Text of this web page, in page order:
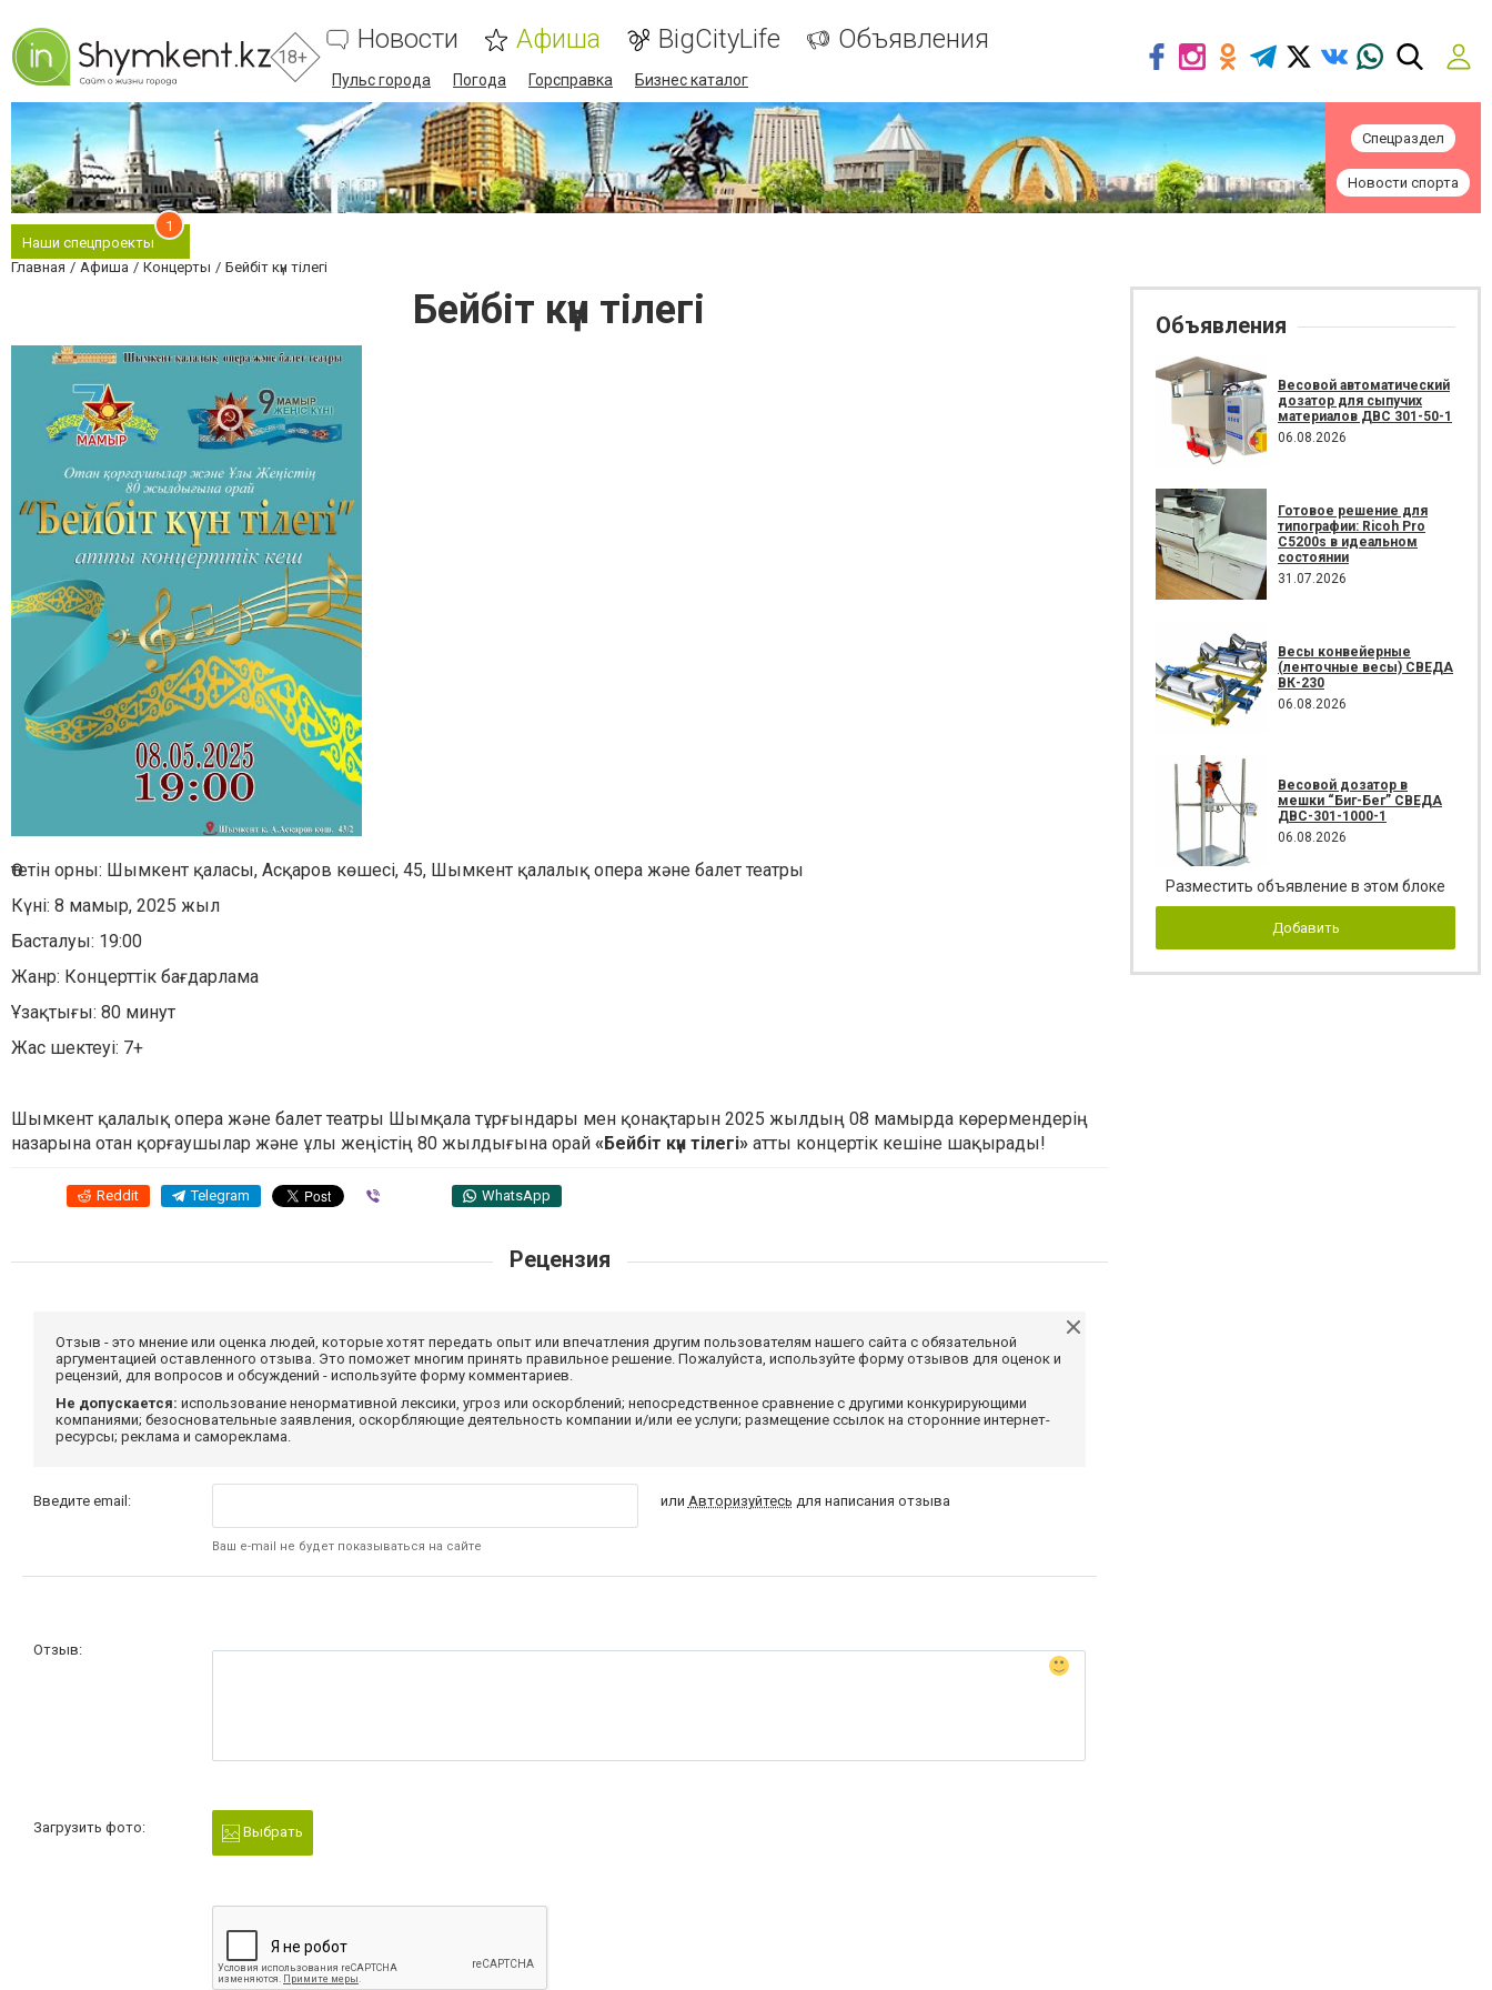
18+
Новости Афиша BigCityLife Объявления
Пульс города Погода Горсправка Бизнес каталог
Спецраздел
Новости спорта
Наши спецпроекты
1
Главная Афиша Концерты Бейбіт күн тілегі
Бейбіт күн тілегі
Өтетін орны: Шымкент қаласы, Асқаров көшесі, 45, Шымкент қалалық опера және балет театры
Күні: 8 мамыр, 2025 жыл
Басталуы: 19:00
Жанр: Концерттік бағдарлама
Ұзақтығы: 80 минут
Жас шектеуі: 7+
Шымкент қалалық опера және балет театры Шымқала тұрғындары мен қонақтарын 2025 жылдың 08 мамырда көрермендерің
назарына отан қорғаушылар және ұлы жеңістің 80 жылдығына орай «Бейбіт күн тілегі» атты концертік кешіне шақырады!
Reddit Telegram WhatsApp
Рецензия
Отзыв - это мнение или оценка людей, которые хотят передать опыт или впечатления другим пользователям нашего сайта с обязательной
аргументацией оставленного отзыва. Это поможет многим принять правильное решение. Пожалуйста, используйте форму отзывов для оценок и
рецензий, для вопросов и обсуждений - используйте форму комментариев.
Не допускается: использование ненормативной лексики, угроз или оскорблений; непосредственное сравнение с другими конкурирующими
компаниями; безосновательные заявления, оскорбляющие деятельность компании и/или ее услуги; размещение ссылок на сторонние интернет-
ресурсы; реклама и самореклама.
Введите email:
Ваш e-mail не будет показываться на сайте
или Авторизуйтесь для написания отзыва
Отзыв:
Загрузить фото: Выбрать
Объявления
Весовой автоматический
дозатор для сыпучих
материалов ДВС 301-50-1
06.08.2026
Готовое решение для
типографии: Ricoh Pro
C5200s в идеальном
состоянии
31.07.2026
Весы конвейерные
(ленточные весы) СВЕДА
ВК-230
06.08.2026
Весовой дозатор в
мешки “Биг-Бег” СВЕДА
ДВС-301-1000-1
06.08.2026
Разместить объявление в этом блоке
Добавить